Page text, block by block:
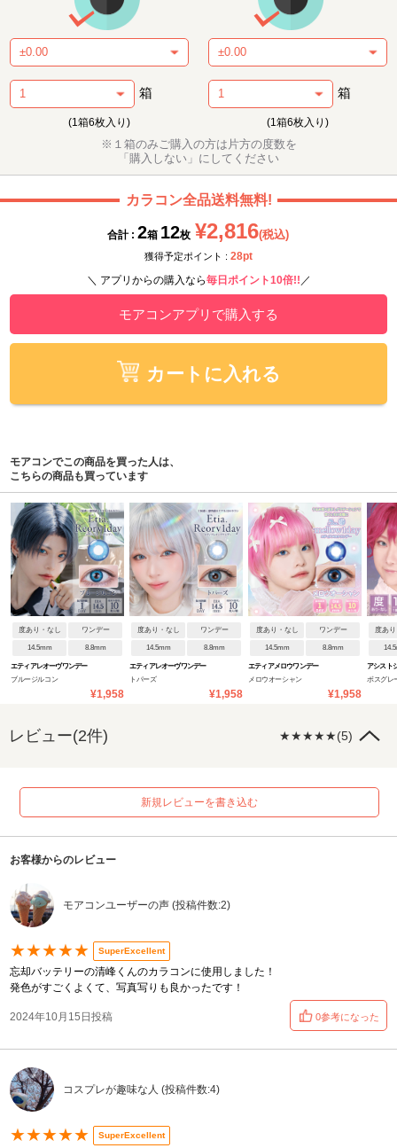
箱
(1箱6枚入り)
箱
(1箱6枚入り)
※１箱のみご購入の方は片方の度数を
「購入しない」にしてください
カラコン全品送料無料!
合計 : 2箱 12枚 ¥2,816(税込)
獲得予定ポイント : 28pt
＼ アプリからの購入なら毎日ポイント10倍!! ／
モアコンアプリで購入する
カートに入れる
モアコンでこの商品を買った人は、
こちらの商品も買っています
度あり・なし ワンデー
14.5mm 8.8mm
エティアレオーヴワンデー
ブルージルコン
¥1,958
度あり・なし ワンデー
14.5mm 8.8mm
エティアレオーヴワンデー
トパーズ
¥1,958
度あり・なし ワンデー
14.5mm 8.8mm
エティアメロウワンデー
メロウオーシャン
¥1,958
度あ
アシスト
ボスグレ
レビュー(2件) ★★★★★(5)
新規レビューを書き込む
お客様からのレビュー
モアコンユーザーの声 (投稿件数:2)
★★★★★ SuperExcellent
忘却バッテリーの清峰くんのカラコンに使用しました！
発色がすごくよくて、写真写りも良かったです！
2024年10月15日投稿 0参考になった
コスプレが趣味な人 (投稿件数:4)
★★★★★ SuperExcellent